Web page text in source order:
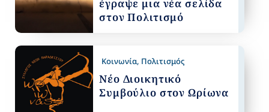
έγραψε μια νέα σελίδα
στον Πολιτισμό
Κοινωνία, Πολιτισμός
Νέο Διοικητικό
Συμβούλιο στον Ωρίωνα